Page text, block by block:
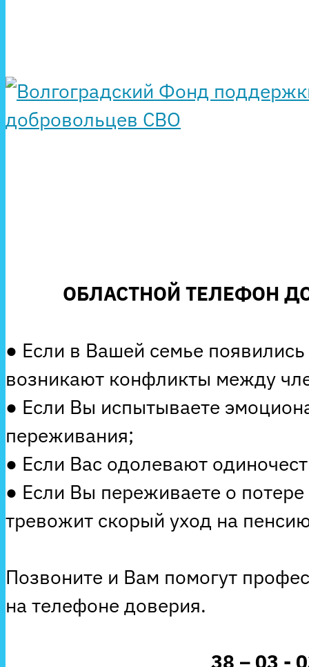
ОБЛАСТНОЙ ТЕЛЕФОН
● Если в Вашей семье
возникают конфликты между
● Если Вы испытываете
переживания;
● Если Вас одолевают
● Если Вы переживаете о
тревожит скорый уход на
Позвоните и Вам помогут
на телефоне доверия.